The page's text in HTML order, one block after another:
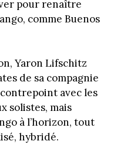
pour renaître
comme Buenos
Yaron Lifschitz
de sa compagnie
avec les
solistes, mais
à l’horizon, tout
hybridé.